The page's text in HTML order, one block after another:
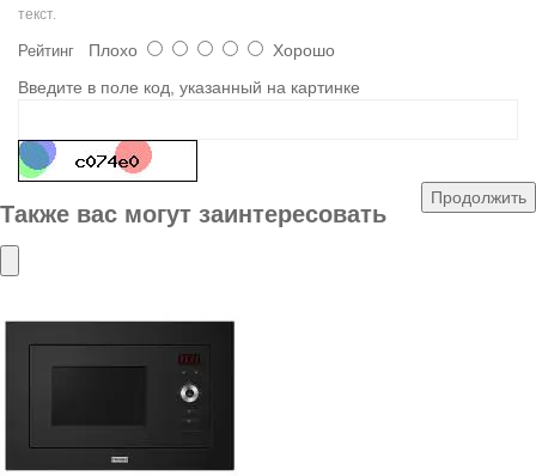
текст.
Рейтинг Плохо
Хорошо
Введите в поле код, указанный на картинке
Продолжить
Также вас могут заинтересовать